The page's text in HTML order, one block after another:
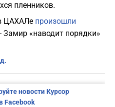
пленников.
ЦАХАЛе произошли
«наводит порядки»
новости Курсор
в Facebook